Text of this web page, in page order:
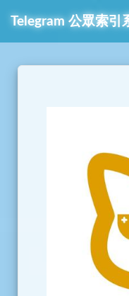
Telegram 公眾索引